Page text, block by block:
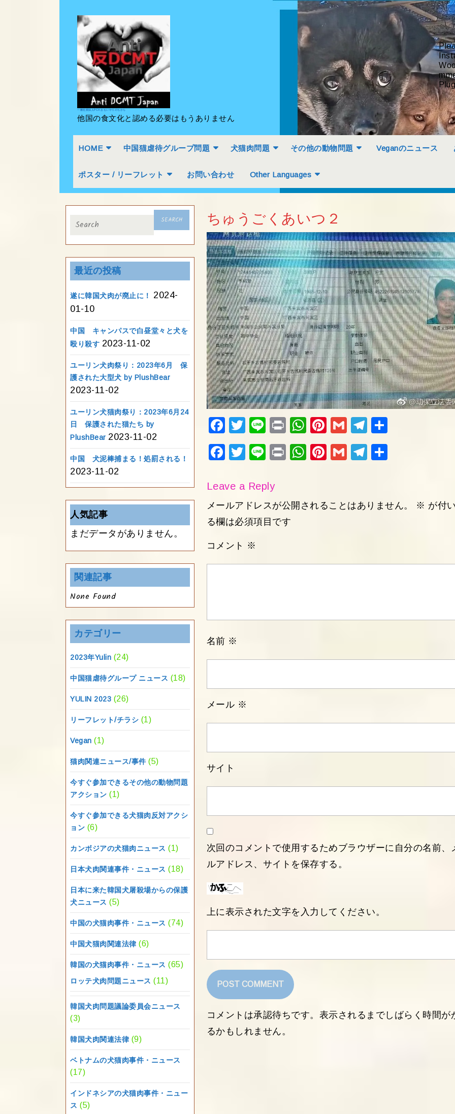
content
content
一般社団法人PCA おもいやりのちから
他国の食文化と認める必要はもうありません
HOME 中国猫虐待グループ問題 犬猫肉問題 その他の動物問題 Veganのニュース
ポスター / リーフレット お問い合わせ Other Languages
for:
最近の投稿
遂に韓国犬肉が廃止に！
2024-
01-10
中国 キャンパスで白昼堂々と犬を
殴り殺す 2023-11-02
ユーリン犬肉祭り：2023年6月 保
護された大型犬 by PlushBear
2023-11-02
ユーリン犬猫肉祭り：2023年6月24
日 保護された猫たち by
PlushBear 2023-11-02
中国 犬泥棒捕まる！処罰される！
2023-11-02
人気記事
まだデータがありません。
関連記事
None Found
カテゴリー
2023年Yulin (24)
中国猫虐待グループ ニュース (18)
YULIN 2023 (26)
リーフレット/チラシ (1)
Vegan (1)
猫肉関連ニュース/事件 (5)
今すぐ参加できるその他の動物問題
アクション (1)
今すぐ参加できる犬猫肉反対アクシ
ョン (6)
カンボジアの犬猫肉ニュース (1)
日本犬肉関連事件・ニュース (18)
日本に来た韓国犬屠殺場からの保護
犬ニュース (5)
中国の犬猫肉事件・ニュース (74)
中国犬猫肉関連法律(6)
韓国の犬猫肉事件・ニュース (65)
ロッテ犬肉問題ニュース (11)
韓国犬肉問題議論委員会ニュース
(3)
韓国犬肉関連法律(9)
ベトナムの犬猫肉事件・ニュース
(17)
インドネシアの犬猫肉事件・ニュー
ス (5)
ちゅうごくあいつ２
Fac
ok
Twi
Lin
Pri
Wh
Ap
Pin
est
Gm
Tel
am
Fac
ok
Twi
Lin
Pri
Wh
p
Pin
Gm
Tel
Leave a Reply
メールアドレスが公開されることはありません。 ※ が付
る欄は必須項目です
コメント ※
名前 ※
メール ※
サイト
次回のコメントで使用するためブラウザーに自分の名前、
ルアドレス、サイトを保存する。
上に表示された文字を入力してください。
コメントは承認待ちです。表示されるまでしばらく時間が
るかもしれません。